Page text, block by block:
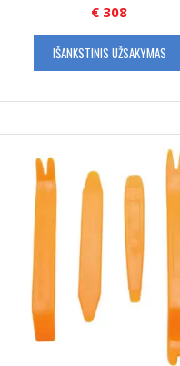
€ 308
IŠANKSTINIS UŽSAKYMAS